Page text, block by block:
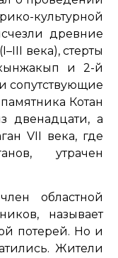
культурной
древние
века), стерты
и 2-й
сопутствующие
Котан
двенадцати, а
VII века, где
утрачен
областной
называет
потерей. Но и
Жители